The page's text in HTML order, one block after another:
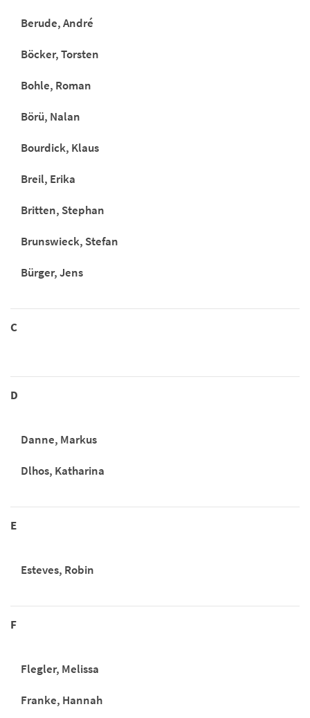
Berude, André
Böcker, Torsten
Bohle, Roman
Börü, Nalan
Bourdick, Klaus
Breil, Erika
Britten, Stephan
Brunswieck, Stefan
Bürger, Jens
C
D
Danne, Markus
Dlhos, Katharina
E
Esteves, Robin
F
Flegler, Melissa
Franke, Hannah